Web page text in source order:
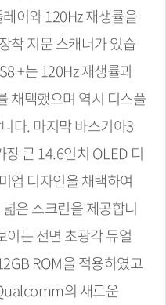
이와 120Hz 재생률을
착 지문 스캐너가 있습
+는 120Hz 재생률과
채택했으며 역시 디스플
다. 마지막 바스키아3
큰 14.6인치 OLED 디
엄 디자인을 채택하여
은 스크린을 제공합니
이는 전면 초광각 듀얼
ROM을 적용하였고
의 새로운